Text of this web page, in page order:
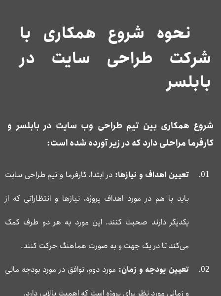
نحوه شروع همکاری با
شرکت طراحی سایت در
بابلسر
شروع همکاری بین تیم طراحی وب سایت در بابلسر و
کارفرما مراحلی دارد که در زیر آورده شده است:
تعیین اهداف و نیازها: در ابتدا، کارفرما و تیم طراحی سایت
باید با هم در مورد اهداف پروژه، نیازها و انتظاراتی که از
یکدیگر دارند صحبت کنند. این مورد به هر دو طرف کمک
می‌کند تا در یک جهت و به صورت هماهنگ حرکت کنند.
تعیین بودجه و زمان: مورد دوم، توافق در مورد بودجه مالی
و زمانی مورد نظر برای پروژه است که اهمیت بالایی دارد.